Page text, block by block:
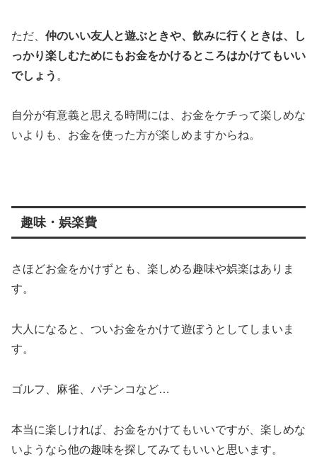
ただ、 仲のいい友人と遊ぶときや、飲みに行くときは、し
っかり楽しむためにもお金をかけるところはかけてもいい
でしょう 。
自分が有意義と思える時間には、お金をケチって楽しめな
いよりも、お金を使った方が楽しめますからね。
趣味・娯楽費
さほどお金をかけずとも、楽しめる趣味や娯楽はありま
す。
大人になると、ついお金をかけて遊ぼうとしてしまいま
す。
ゴルフ、麻雀、パチンコなど…
本当に楽しければ、お金をかけてもいいですが、楽しめな
いようなら他の趣味を探してみてもいいと思います。